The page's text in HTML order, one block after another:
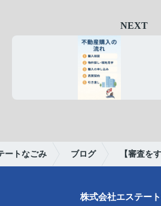
NEXT
ートなごみ ブログ 【審査を
株式会社エステー